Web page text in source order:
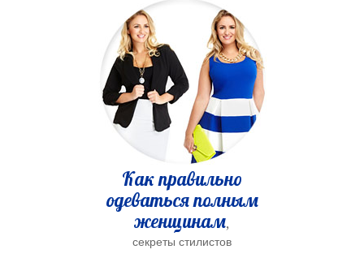
Как правильно
одеваться полным
женщинам,
секреты стилистов